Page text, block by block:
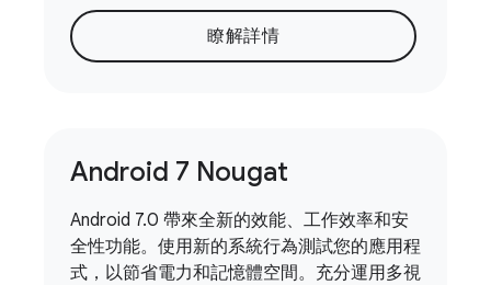
瞭解詳情
Android 7 Nougat
Android 7.0 帶來全新的效能、工作效率和安
全性功能。使用新的系統行為測試您的應用程
式，以節省電力和記憶體空間。充分運用多視